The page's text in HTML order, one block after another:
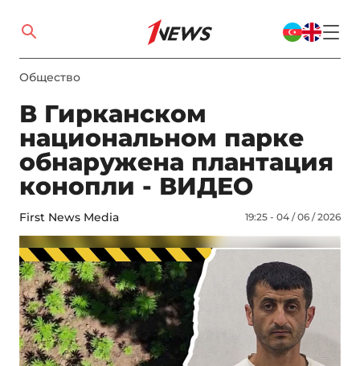
Общество
В Гирканском
национальном парке
обнаружена плантация
конопли - ВИДЕО
First News Media 19:25 - 04 / 06 / 2026